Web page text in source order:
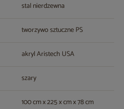
stal nierdzewna
tworzywo sztuczne PS
akryl Aristech USA
szary
100 cm x 225 x cm x 78 cm